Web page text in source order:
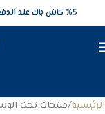
5‎% كاش باك عند الدفع عن طريق الفيزا البنكيه
الرئيسية منتجات تحت الوسم